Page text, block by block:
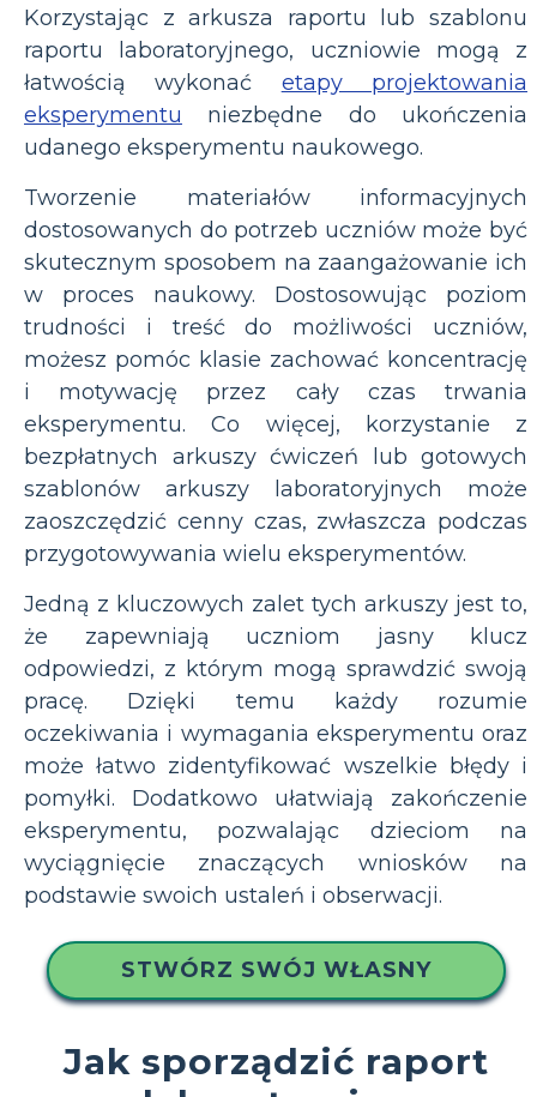
Korzystając z arkusza raportu lub szablonu
raportu laboratoryjnego, uczniowie mogą z
łatwością wykonać etapy projektowania
eksperymentu niezbędne do ukończenia
udanego eksperymentu naukowego.
Tworzenie materiałów informacyjnych
dostosowanych do potrzeb uczniów może być
skutecznym sposobem na zaangażowanie ich
w proces naukowy. Dostosowując poziom
trudności i treść do możliwości uczniów,
możesz pomóc klasie zachować koncentrację
i motywację przez cały czas trwania
eksperymentu. Co więcej, korzystanie z
bezpłatnych arkuszy ćwiczeń lub gotowych
szablonów arkuszy laboratoryjnych może
zaoszczędzić cenny czas, zwłaszcza podczas
przygotowywania wielu eksperymentów.
Jedną z kluczowych zalet tych arkuszy jest to,
że zapewniają uczniom jasny klucz
odpowiedzi, z którym mogą sprawdzić swoją
pracę. Dzięki temu każdy rozumie
oczekiwania i wymagania eksperymentu oraz
może łatwo zidentyfikować wszelkie błędy i
pomyłki. Dodatkowo ułatwiają zakończenie
eksperymentu, pozwalając dzieciom na
wyciągnięcie znaczących wniosków na
podstawie swoich ustaleń i obserwacji.
STWÓRZ SWÓJ WŁASNY
Jak sporządzić raport